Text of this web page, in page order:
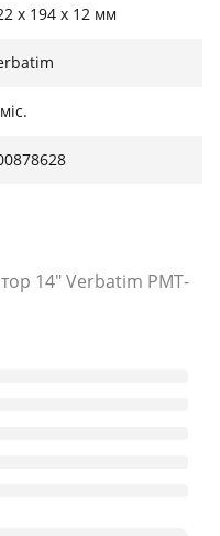
x 194 x 12 мм
14" Verbatim PMT-